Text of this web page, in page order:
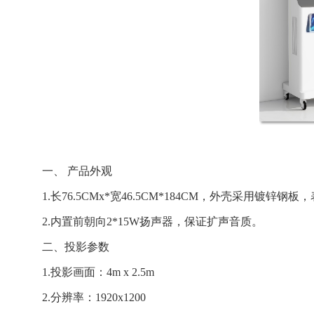
一、 产品外观
1.长76.5CMx*宽46.5CM*184CM，外壳采用镀锌钢板
2.内置前朝向2*15W扬声器，保证扩声音质。
二、投影参数
1.投影画面： 4m x 2.5m
2.分辨率：1920x1200